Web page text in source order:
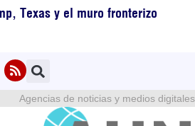
Texas y el muro fronterizo
Agencias de noticias y medios digitales